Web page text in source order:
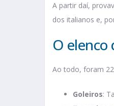
A partir daí,
dos italianos e,
O
Ao todo, foram
Goleiros: